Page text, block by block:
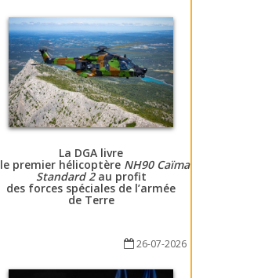
La DGA livre
le premier hélicoptère NH90 Caïman
Standard 2au profit
des forces spéciales de l’armée
de Terre
26-07-2026